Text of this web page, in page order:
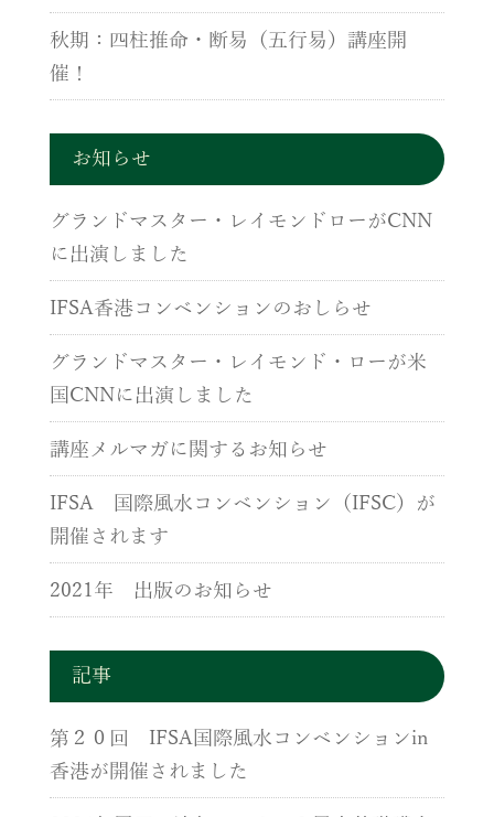
秋期：四柱推命・断易（五行易）講座開
催！
お知らせ
グランドマスター・レイモンドローがCNN
に出演しました
IFSA香港コンベンションのおしらせ
グランドマスター・レイモンド・ローが米
国CNNに出演しました
講座メルマガに関するお知らせ
IFSA 国際風水コンベンション（IFSC）が
開催されます
2021年 出版のお知らせ
記事
第２０回 IFSA国際風水コンベンションin
香港が開催されました